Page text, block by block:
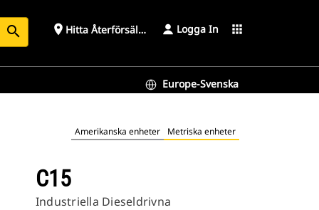
search place Hitta Återförsäljare Logga In apps
Europe-Svenska
Amerikanska enheter Metriska enheter
C15
Industriella Dieseldrivna